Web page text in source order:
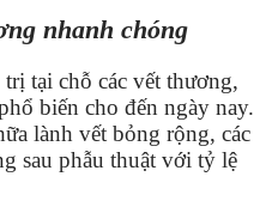
nhanh chóng
tại chỗ các vết thương,
biến cho đến ngày nay.
lành vết bỏng rộng, các
sau phẫu thuật với tỷ lệ